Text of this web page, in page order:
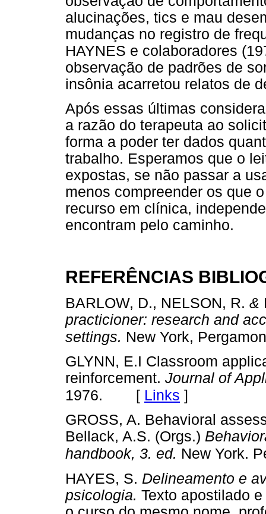
alucinações, tics e mau
mudanças no registro de
HAYNES e colaboradores
observação de padrões de
insônia acarretou relatos de
Após essas últimas
a razão do terapeuta ao
forma a poder ter dados
trabalho. Esperamos que o
expostas, se não passar a
menos compreender os que
recurso em clínica,
encontram pelo caminho.
REFERÊNCIAS
BARLOW, D., NELSON, R. &
practicioner: research and
settings. New York,
GLYNN, E.I Classroom
reinforcement. Journal of
1976. [ Links ]
GROSS, A. Behavioral
Bellack, A.S. (Orgs.)
handbook, 3. ed. New York.
HAYES, S. Delineamento e
psicologia. Texto apostilado